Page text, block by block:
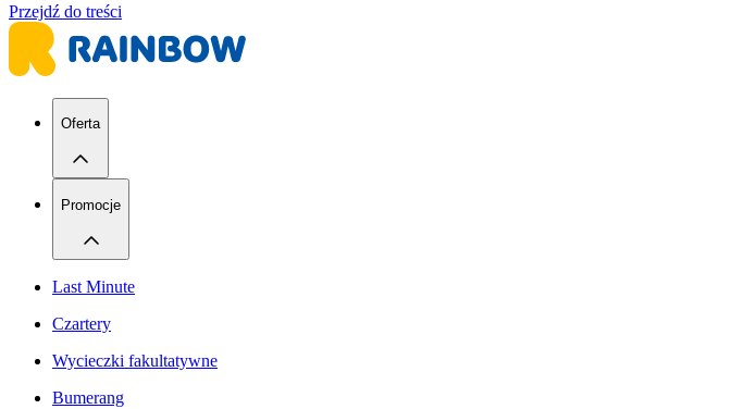
Przejdź do treści
Oferta
Promocje
Last Minute
Czartery
Wycieczki fakultatywne
Bumerang